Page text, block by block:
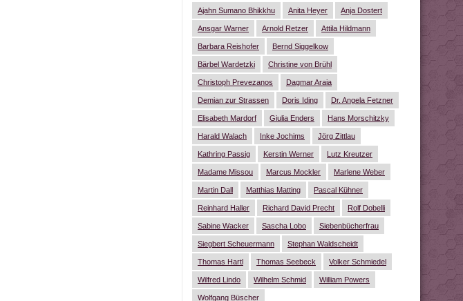
Ajahn Sumano Bhikkhu Anita Heyer Anja Dostert
Ansgar Warner Arnold Retzer Attila Hildmann
Barbara Reishofer Bernd Siggelkow
Bärbel Wardetzki Christine von Brühl
Christoph Prevezanos Dagmar Araia
Demian zur Strassen Doris Iding Dr. Angela Fetzner
Elisabeth Mardorf Giulia Enders Hans Morschitzky
Harald Walach Inke Jochims Jörg Zittlau
Kathring Passig Kerstin Werner Lutz Kreutzer
Madame Missou Marcus Mockler Marlene Weber
Martin Dall Matthias Matting Pascal Kühner
Reinhard Haller Richard David Precht Rolf Dobelli
Sabine Wacker Sascha Lobo Siebenbücherfrau
Siegbert Scheuermann Stephan Waldscheidt
Thomas Hartl Thomas Seebeck Volker Schmiedel
Wilfred Lindo Wilhelm Schmid William Powers
Wolfgang Büscher